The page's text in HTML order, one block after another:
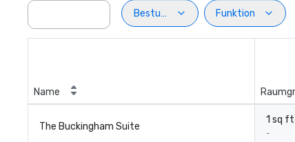
Bestuhlung
Funktion
Name
The Buckingham Suite
1 sq ft
-